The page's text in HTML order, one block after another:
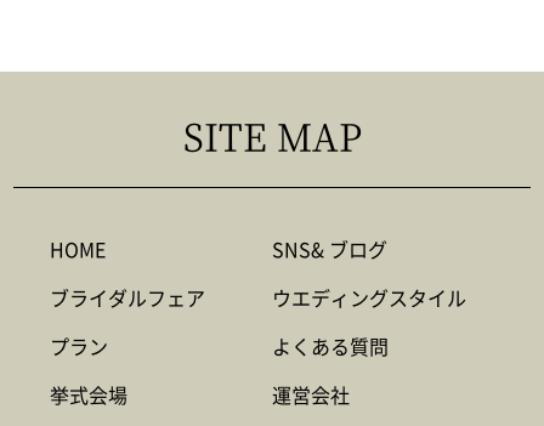
SITE MAP
HOME
ブライダルフェア
プラン
挙式会場
SNS& ブログ
ウエディングスタイル
よくある質問
運営会社